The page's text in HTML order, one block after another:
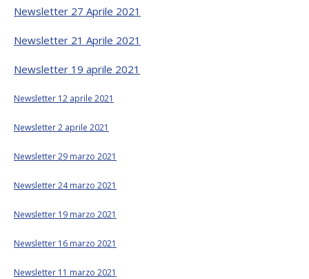
Newsletter 27 Aprile 2021
Newsletter 21 Aprile 2021
Newsletter 19 aprile 2021
Newsletter 12 aprile 2021
Newsletter 2 aprile 2021
Newsletter 29 marzo 2021
Newsletter 24 marzo 2021
Newsletter 19 marzo 2021
Newsletter 16 marzo 2021
Newsletter 11 marzo 2021